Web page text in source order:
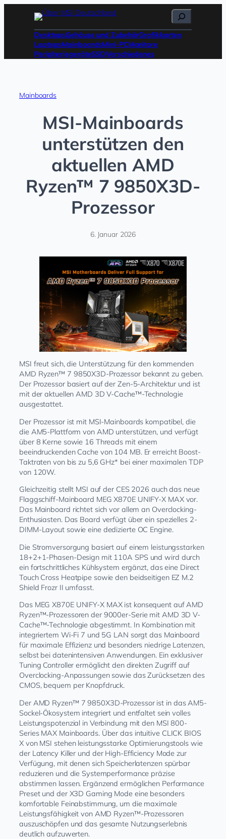
Suchen
DesktopsGehäuse und ZubehörGrafikkarten
LaptopsMainboardsMini-PCMonitore
PeripheriegeräteSSDVerschiedenes
Mainboards
MSI-Mainboards
unterstützen den
aktuellen AMD
Ryzen™ 7 9850X3D-
Prozessor
6. Januar 2026
MSI freut sich, die Unterstützung für den kommenden
AMD Ryzen™ 7 9850X3D-Prozessor bekannt zu geben.
Der Prozessor basiert auf der Zen-5-Architektur und ist
mit der aktuellen AMD 3D V-Cache™-Technologie
ausgestattet.
Der Prozessor ist mit MSI-Mainboards kompatibel, die
die AM5-Plattform von AMD unterstützen, und verfügt
über 8 Kerne sowie 16 Threads mit einem
beeindruckenden Cache von 104 MB. Er erreicht Boost-
Taktraten von bis zu 5,6 GHz* bei einer maximalen TDP
von 120W.
Gleichzeitig stellt MSI auf der CES 2026 auch das neue
Flaggschiff-Mainboard MEG X870E UNIFY-X MAX vor.
Das Mainboard richtet sich vor allem an Overclocking-
Enthusiasten. Das Board verfügt über ein spezielles 2-
DIMM-Layout sowie eine dedizierte OC Engine.
Die Stromversorgung basiert auf einem leistungsstarken
18+2+1-Phasen-Design mit 110A SPS und wird durch
ein fortschrittliches Kühlsystem ergänzt, das eine Direct
Touch Cross Heatpipe sowie den beidseitigen EZ M.2
Shield Frozr II umfasst.
Das MEG X870E UNIFY-X MAX ist konsequent auf AMD
Ryzen™-Prozessoren der 9000er-Serie mit AMD 3D V-
Cache™-Technologie abgestimmt. In Kombination mit
integriertem Wi-Fi 7 und 5G LAN sorgt das Mainboard
für maximale Effizienz und besonders niedrige Latenzen,
selbst bei datenintensiven Anwendungen. Ein exklusiver
Tuning Controller ermöglicht den direkten Zugriff auf
Overclocking-Anpassungen sowie das Zurücksetzen des
CMOS, bequem per Knopfdruck.
Der AMD Ryzen™ 7 9850X3D-Prozessor ist in das AM5-
Sockel-Ökosystem integriert und entfaltet sein volles
Leistungspotenzial in Verbindung mit den MSI 800-
Series MAX Mainboards. Über das intuitive CLICK BIOS
X von MSI stehen leistungsstarke Optimierungstools wie
der Latency Killer und der High-Efficiency Mode zur
Verfügung, mit denen sich Speicherlatenzen spürbar
reduzieren und die Systemperformance präzise
abstimmen lassen. Ergänzend ermöglichen Performance
Preset und der X3D Gaming Mode eine besonders
komfortable Feinabstimmung, um die maximale
Leistungsfähigkeit von AMD Ryzen™-Prozessoren
auszuschöpfen und das gesamte Nutzungserlebnis
deutlich aufzuwerten.